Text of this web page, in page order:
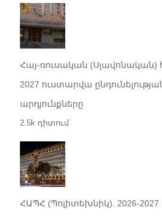
Հայ-ռուսական (Սլավոնական)
2027 ուստարվա
արդյունքները
2.5k դիտում
ՀԱՊՀ (Պոլիտեխնիկ). 2026-